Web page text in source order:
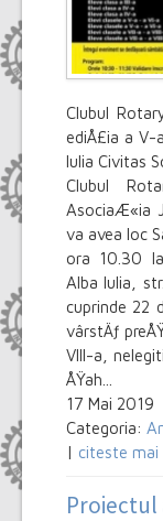
Clubul
ediÅ£ia a V-
Iulia Civitas
Clubul
AsociaÆ«ia
va avea loc
ora 10.30 la
Alba Iulia,
cuprinde 22
vârstÄƒ
VIII-a,
ÅŸah...
17 Mai 2019
Categoria:
| citeste mai
Proiectul